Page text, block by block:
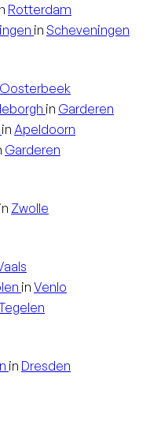
Rotterdam
in Scheveningen
Oosterbeek
in Garderen
in Apeldoorn
Garderen
in Zwolle
in Venlo
in Dresden